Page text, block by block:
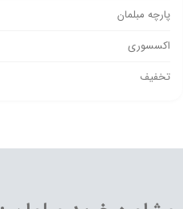
پارچه مبلمان
اکسسوری
تخفیف